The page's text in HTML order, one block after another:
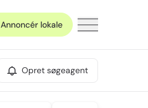
Annoncér lokale
Opret søgeagent